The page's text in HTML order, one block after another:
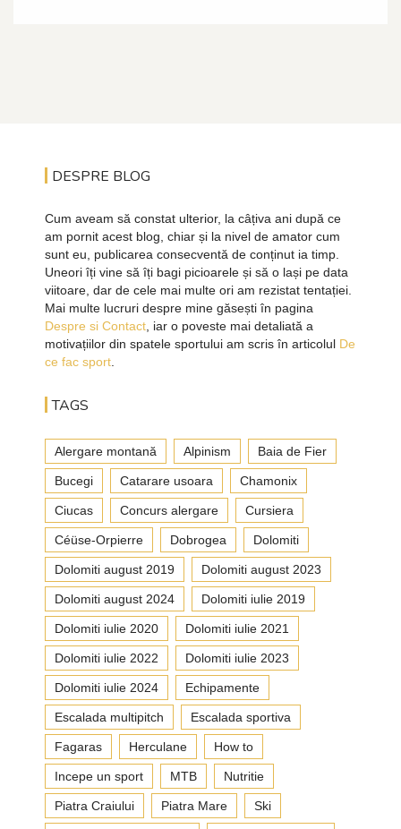
DESPRE BLOG
Cum aveam să constat ulterior, la câțiva ani după ce
am pornit acest blog, chiar și la nivel de amator cum
sunt eu, publicarea consecventă de conținut ia timp.
Uneori îți vine să îți bagi picioarele și să o lași pe data
viitoare, dar de cele mai multe ori am rezistat tentației.
Mai multe lucruri despre mine găsești în pagina
Despre si Contact , iar o poveste mai detaliată a
motivațiilor din spatele sportului am scris în articolul De
ce fac sport
TAGS
Alergare montană Alpinism Baia de Fier
Bucegi Catarare usoara Chamonix
Ciucas Concurs alergare Cursiera
Céüse-Orpierre Dobrogea Dolomiti
Dolomiti august 2019 Dolomiti august 2023
Dolomiti august 2024 Dolomiti iulie 2019
Dolomiti iulie 2020 Dolomiti iulie 2021
Dolomiti iulie 2022 Dolomiti iulie 2023
Dolomiti iulie 2024 Echipamente
Escalada multipitch Escalada sportiva
Fagaras Herculane How to
Incepe un sport MTB Nutritie
Piatra Craiului Piatra Mare Ski